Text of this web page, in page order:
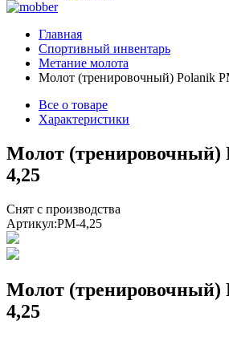
Главная
Спортивный инвентарь
Метание молота
Молот (тренировочный) Polanik
Все о товаре
Характеристики
Молот (тренировочный)
4,25
Снят с производства
Артикул:PM-4,25
Молот (тренировочный)
4,25